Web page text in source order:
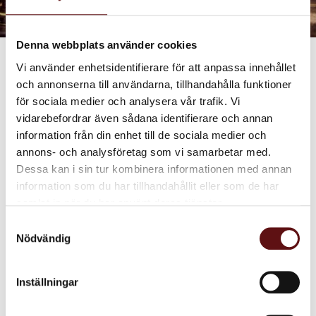
Denna webbplats använder cookies
Vi använder enhetsidentifierare för att anpassa innehållet
och annonserna till användarna, tillhandahålla funktioner
för sociala medier och analysera vår trafik. Vi
vidarebefordrar även sådana identifierare och annan
information från din enhet till de sociala medier och
annons- och analysföretag som vi samarbetar med.
Dessa kan i sin tur kombinera informationen med annan
information som du har tillhandahållit eller som de har
Nödvändig
Inställningar
POPULÄRA PRODUKTER
pepparmynta, citronmeliss,
björnbärsblad, kamomill,
Körsbär, Svart te
Ett svart med körsbär och